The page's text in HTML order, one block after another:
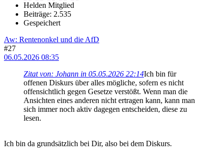
Helden Mitglied
Beiträge: 2.535
Gespeichert
Aw: Rentenonkel und die AfD
#27
06.05.2026 08:35
Zitat von: Johann in 05.05.2026 22:14Ich bin für
offenen Diskurs über alles mögliche, sofern es nicht
offensichtlich gegen Gesetze verstößt. Wenn man die
Ansichten eines anderen nicht ertragen kann, kann man
sich immer noch aktiv dagegen entscheiden, diese zu
lesen.
Ich bin da grundsätzlich bei Dir, also bei dem Diskurs.